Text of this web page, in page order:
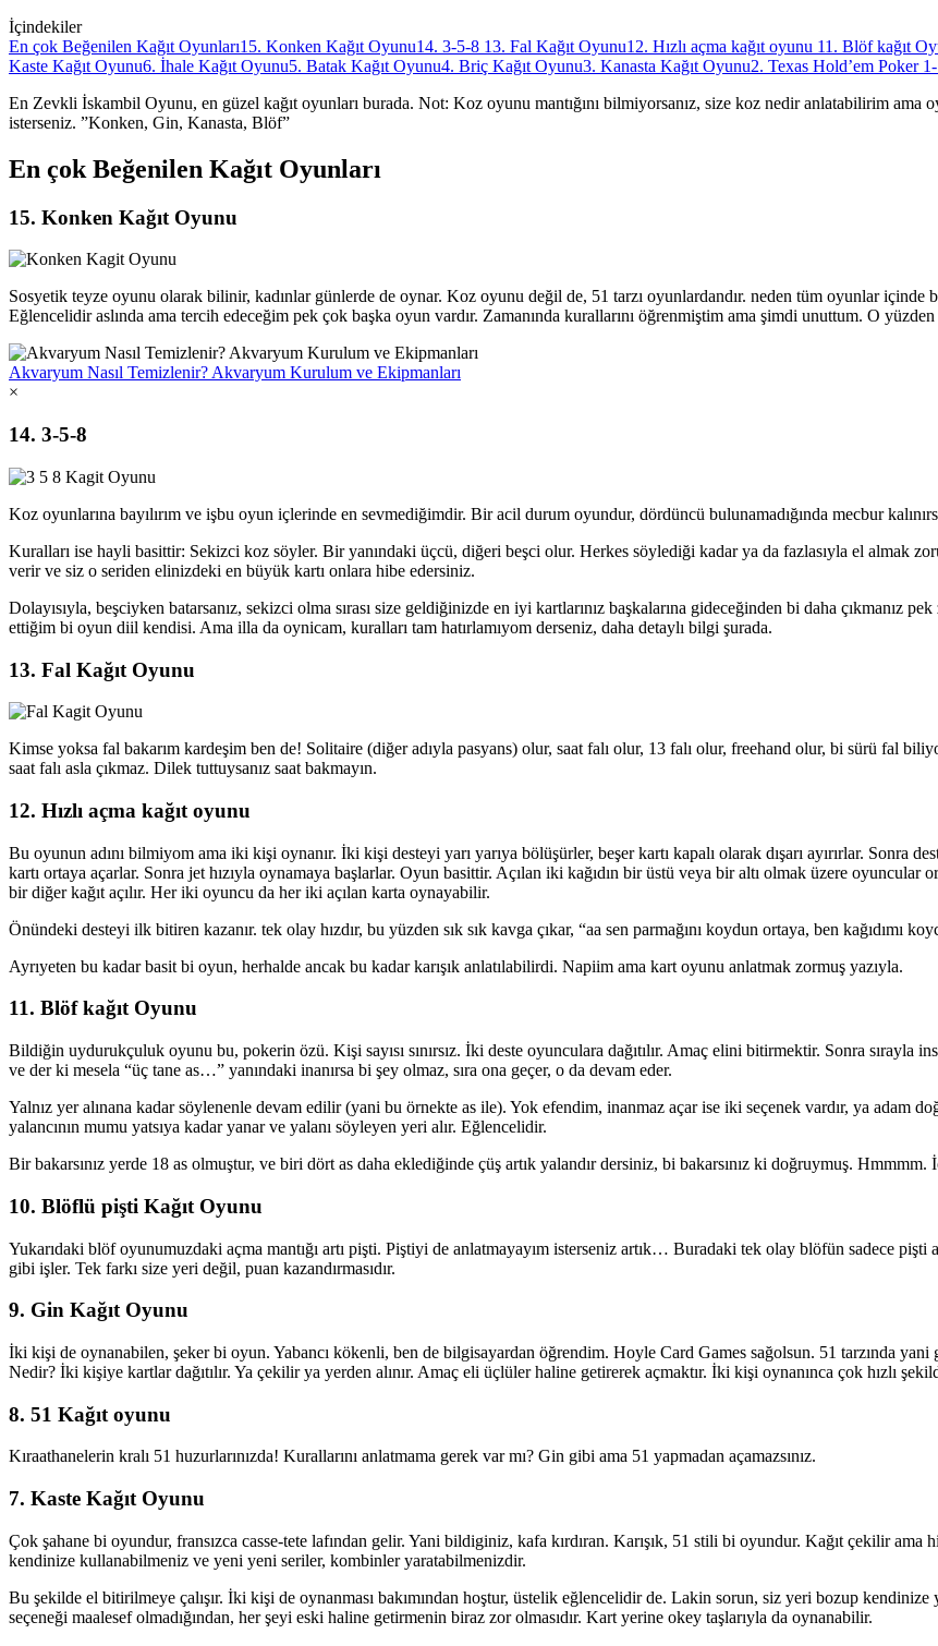
İçindekiler
En çok Beğenilen Kağıt Oyunları15. Konken Kağıt Oyunu14. 3-5-8 13. Fal Kağıt Oyunu12. Hızlı açma kağıt oyunu 11. Blöf kağıt
Kaste Kağıt Oyunu6. İhale Kağıt Oyunu5. Batak Kağıt Oyunu4. Briç Kağıt Oyunu3. Kanasta Kağıt Oyunu2. Texas Hold’em Poker
En Zevkli İskambil Oyunu, en güzel kağıt oyunları burada. Not: Koz oyunu mantığını bilmiyorsanız, size koz nedir anlatabilirim ama
isterseniz. ”Konken, Gin, Kanasta, Blöf”
En çok Beğenilen Kağıt Oyunları
15. Konken Kağıt Oyunu
Sosyetik teyze oyunu olarak bilinir, kadınlar günlerde de oynar. Koz oyunu değil de, 51 tarzı oyunlardandır. neden tüm oyunlar içinde
Eğlencelidir aslında ama tercih edeceğim pek çok başka oyun vardır. Zamanında kurallarını öğrenmiştim ama şimdi unuttum. O yüzden
Akvaryum Nasıl Temizlenir? Akvaryum Kurulum ve Ekipmanları
×
14. 3-5-8
Koz oyunlarına bayılırım ve işbu oyun içlerinde en sevmediğimdir. Bir acil durum oyundur, dördüncü bulunamadığında mecbur
Kuralları ise hayli basittir: Sekizci koz söyler. Bir yanındaki üçcü, diğeri beşci olur. Herkes söylediği kadar ya da fazlasıyla el almak
verir ve siz o seriden elinizdeki en büyük kartı onlara hibe edersiniz.
Dolayısıyla, beşciyken batarsanız, sekizci olma sırası size geldiğinizde en iyi kartlarınız başkalarına gideceğinden bi daha çıkmanız
ettiğim bi oyun diil kendisi. Ama illa da oynicam, kuralları tam hatırlamıyom derseniz, daha detaylı bilgi şurada.
13. Fal Kağıt Oyunu
Kimse yoksa fal bakarım kardeşim ben de! Solitaire (diğer adıyla pasyans) olur, saat falı olur, 13 falı olur, freehand olur, bi sürü fal
saat falı asla çıkmaz. Dilek tuttuysanız saat bakmayın.
12. Hızlı açma kağıt oyunu
Bu oyunun adını bilmiyom ama iki kişi oynanır. İki kişi desteyi yarı yarıya bölüşürler, beşer kartı kapalı olarak dışarı ayırırlar. Sonra
kartı ortaya açarlar. Sonra jet hızıyla oynamaya başlarlar. Oyun basittir. Açılan iki kağıdın bir üstü veya bir altı olmak üzere oyuncular
bir diğer kağıt açılır. Her iki oyuncu da her iki açılan karta oynayabilir.
Önündeki desteyi ilk bitiren kazanır. tek olay hızdır, bu yüzden sık sık kavga çıkar, “aa sen parmağını koydun ortaya, ben kağıdımı
Ayrıyeten bu kadar basit bi oyun, herhalde ancak bu kadar karışık anlatılabilirdi. Napiim ama kart oyunu anlatmak zormuş yazıyla.
11. Blöf kağıt Oyunu
Bildiğin uydurukçuluk oyunu bu, pokerin özü. Kişi sayısı sınırsız. İki deste oyunculara dağıtılır. Amaç elini bitirmektir. Sonra sırayla
ve der ki mesela “üç tane as…” yanındaki inanırsa bi şey olmaz, sıra ona geçer, o da devam eder.
Yalnız yer alınana kadar söylenenle devam edilir (yani bu örnekte as ile). Yok efendim, inanmaz açar ise iki seçenek vardır, ya adam
yalancının mumu yatsıya kadar yanar ve yalanı söyleyen yeri alır. Eğlencelidir.
Bir bakarsınız yerde 18 as olmuştur, ve biri dört as daha eklediğinde çüş artık yalandır dersiniz, bi bakarsınız ki doğruymuş.
10. Blöflü pişti Kağıt Oyunu
Yukarıdaki blöf oyunumuzdaki açma mantığı artı pişti. Piştiyi de anlatmayayım isterseniz artık… Buradaki tek olay blöfün sadece
gibi işler. Tek farkı size yeri değil, puan kazandırmasıdır.
9. Gin Kağıt Oyunu
İki kişi de oynanabilen, şeker bi oyun. Yabancı kökenli, ben de bilgisayardan öğrendim. Hoyle Card Games sağolsun. 51 tarzında
Nedir? İki kişiye kartlar dağıtılır. Ya çekilir ya yerden alınır. Amaç eli üçlüler haline getirerek açmaktır. İki kişi oynanınca çok hızlı
8. 51 Kağıt oyunu
Kıraathanelerin kralı 51 huzurlarınızda! Kurallarını anlatmama gerek var mı? Gin gibi ama 51 yapmadan açamazsınız.
7. Kaste Kağıt Oyunu
Çok şahane bi oyundur, fransızca casse-tete lafından gelir. Yani bildiginiz, kafa kırdıran. Karışık, 51 stili bi oyundur. Kağıt çekilir ama
kendinize kullanabilmeniz ve yeni yeni seriler, kombinler yaratabilmenizdir.
Bu şekilde el bitirilmeye çalışır. İki kişi de oynanması bakımından hoştur, üstelik eğlencelidir de. Lakin sorun, siz yeri bozup kendinize
seçeneği maalesef olmadığından, her şeyi eski haline getirmenin biraz zor olmasıdır. Kart yerine okey taşlarıyla da oynanabilir.